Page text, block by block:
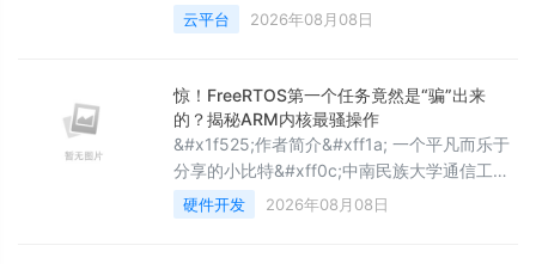
与大数据作为当今最具革命性的信息技术
&#xff0c;正在深刻改变企业的运营模式、决策
的基础设施&#xff0c;而大数据则为企业提供了
大量有价值的信息和洞察。两者的结合
&#xff0c;不仅使企业能够更好地利用数据资源
&#xff0c;还大大提升了运营效率和市场响应速
度
云平台 2026年08月08日
惊！FreeRTOS第一个任务竟然是“骗”出来
的？揭秘ARM内核最骚操作
&#x1f525;作者简介&#xff1a; 一个平凡而乐于
分享的小比特&#xff0c;中南民族大学通信工程
专业研究生&#xff0c;研究方向无线联邦学习
&#x1f3ac;擅长领域&#xff1a;驱动开发
硬件开发 2026年08月08日